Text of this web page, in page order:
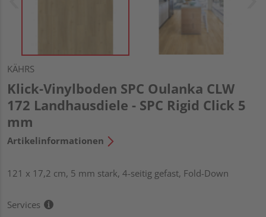
KÄHRS
Klick-Vinylboden SPC Oulanka CLW
172 Landhausdiele - SPC Rigid Click 5
mm
Artikelinformationen
121 x 17,2 cm, 5 mm stark, 4-seitig gefast, Fold-Down
Services